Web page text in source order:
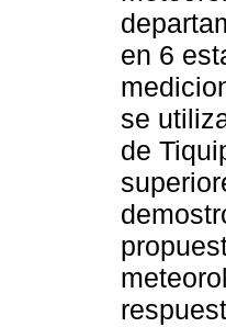
en 6
se
de